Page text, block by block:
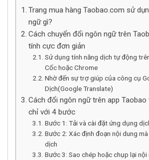
Trang mua hàng Taobao.com sử
ngữ gì?
Cách chuyển đổi ngôn ngữ trên
tính cực đơn giản
Sử dụng tính năng dịch tự động
Cốc hoặc Chrome
Nhờ đến sự trợ giúp của công cụ
Dịch(Google Translate)
Cách đổi ngôn ngữ trên app
chỉ với 4 bước
Bước 1: Tải và cài đặt ứng dụng
Bước 2: Xác định đoạn nội dung
dịch
Bước 3: Sao chép hoặc chụp lại nội